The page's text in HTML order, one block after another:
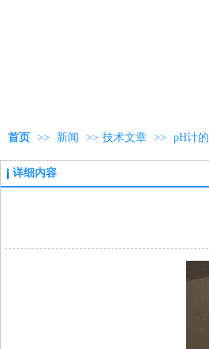
首页 >> 新闻 >> 技术文章 >> pH计
详细内容